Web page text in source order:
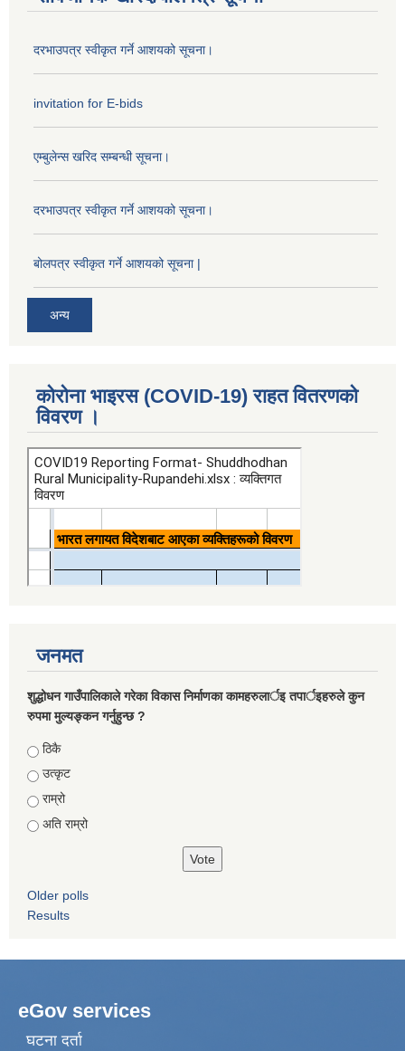
दरभाउपत्र स्वीकृत गर्ने आशयको सूचना।
invitation for E-bids
एम्बुलेन्स खरिद सम्बन्धी सूचना।
दरभाउपत्र स्वीकृत गर्ने आशयको सूचना।
बोलपत्र स्वीकृत गर्ने आशयको सूचना |
अन्य
कोरोना भाइरस (COVID-19) राहत वितरणको
विवरण ।
जनमत
शुद्धोधन गाउँपालिकाले गरेका विकास निर्माणका कामहरुलार्इ तपार्इहरुले कुन
रुपमा मुल्यङ्कन गर्नुहुन्छ ?
Choices
ठिकै
उत्कृट
राम्रो
अति राम्रो
Older polls
Results
eGov services
घटना दर्ता